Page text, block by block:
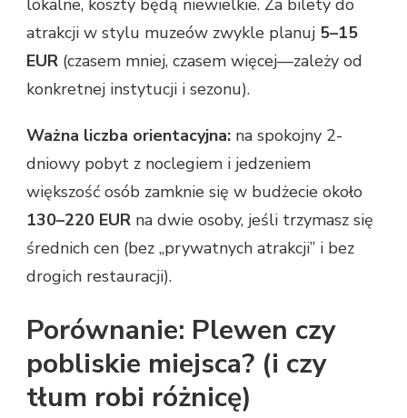
lokalne, koszty będą niewielkie. Za bilety do
atrakcji w stylu muzeów zwykle planuj 5–15
EUR (czasem mniej, czasem więcej—zależy od
konkretnej instytucji i sezonu).
Ważna liczba orientacyjna: na spokojny 2-
dniowy pobyt z noclegiem i jedzeniem
większość osób zamknie się w budżecie około
130–220 EUR na dwie osoby, jeśli trzymasz się
średnich cen (bez „prywatnych atrakcji” i bez
drogich restauracji).
Porównanie: Plewen czy
pobliskie miejsca? (i czy
tłum robi różnicę)